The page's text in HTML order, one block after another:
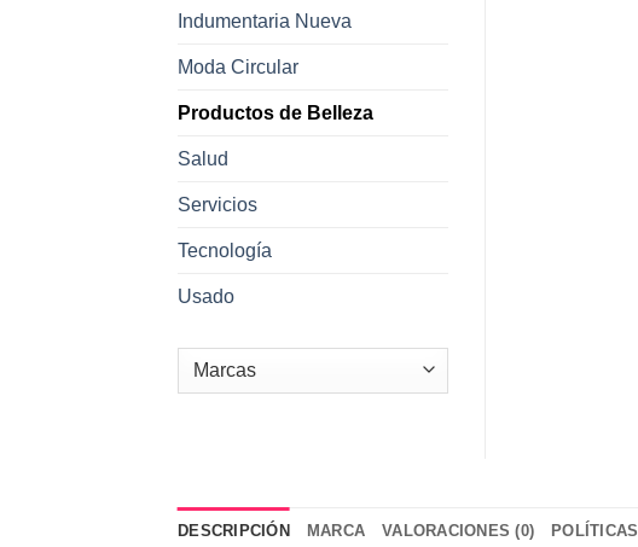
Indumentaria Nueva
Moda Circular
Productos de Belleza
Salud
Servicios
Tecnología
Usado
DESCRIPCIÓN MARCA VALORACIONES (0) POLÍTICAS